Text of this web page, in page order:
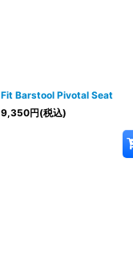
Fit Barstool Pivotal Seat
9,350円(税込)